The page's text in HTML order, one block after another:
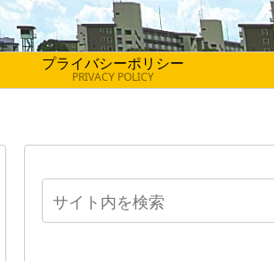
プライバシーポリシー
PRIVACY POLICY